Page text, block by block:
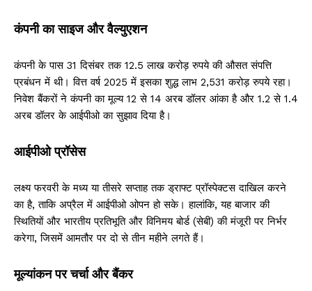
कंपनी का साइज और वैल्युएशन
कंपनी के पास 31 दिसंबर तक 12.5 लाख करोड़ रुपये की औसत संपत्ति
प्रबंधन में थी। वित्त वर्ष 2025 में इसका शुद्ध लाभ 2,531 करोड़ रुपये रहा।
निवेश बैंकरों ने कंपनी का मूल्य 12 से 14 अरब डॉलर आंका है और 1.2 से 1.4
अरब डॉलर के आईपीओ का सुझाव दिया है।
आईपीओ प्रॉसेस
लक्ष्य फरवरी के मध्य या तीसरे सप्ताह तक ड्राफ्ट प्रॉस्पेक्टस दाखिल करने
का है, ताकि अप्रैल में आईपीओ ओपन हो सके। हालांकि, यह बाजार की
स्थितियों और भारतीय प्रतिभूति और विनिमय बोर्ड (सेबी) की मंजूरी पर निर्भर
करेगा, जिसमें आमतौर पर दो से तीन महीने लगते हैं।
मूल्यांकन पर चर्चा और बैंकर